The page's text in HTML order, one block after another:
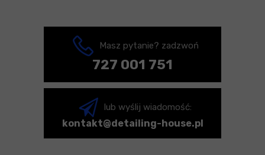
Masz pytanie? zadzwoń
727 001 751
lub wyślij wiadomość:
kontakt@detailing-house.pl